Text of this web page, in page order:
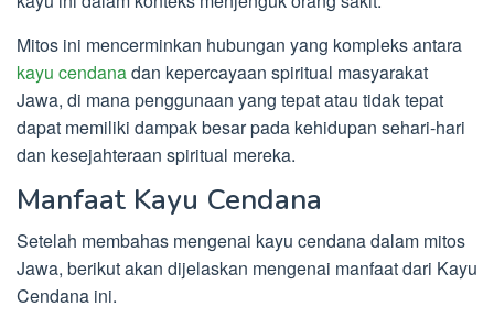
Mitos ini mencerminkan hubungan yang kompleks antara
kayu cendanadan kepercayaan spiritual masyarakat
Jawa, di mana penggunaan yang tepat atau tidak tepat
dapat memiliki dampak besar pada kehidupan sehari-hari
dan kesejahteraan spiritual mereka.
Manfaat Kayu Cendana
Setelah membahas mengenai kayu cendana dalam mitos
Jawa, berikut akan dijelaskan mengenai manfaat dari Kayu
Cendana ini.